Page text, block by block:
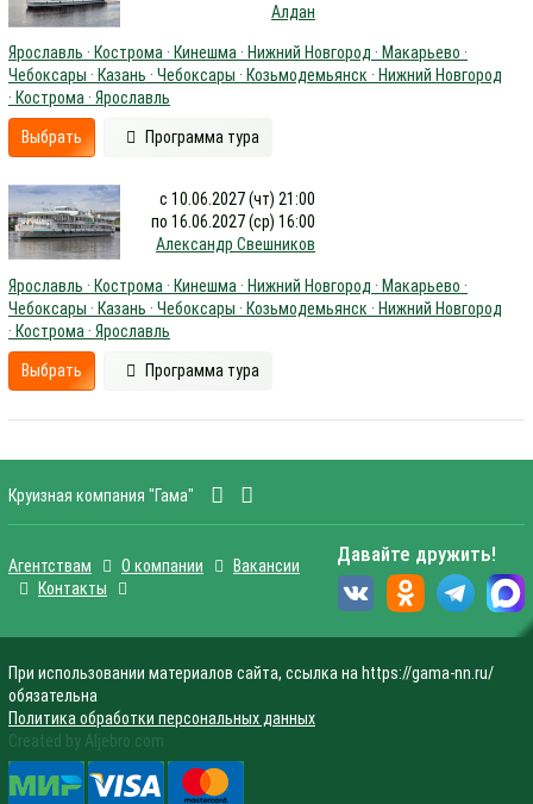
Алдан
Ярославль · Кострома · Кинешма · Нижний Новгород · Макарьево ·
Чебоксары · Казань · Чебоксары · Козьмодемьянск · Нижний Новгород
· Кострома · Ярославль
Выбрать Программа тура
с 10.06.2027 (чт) 21:00
по 16.06.2027 (ср) 16:00
Александр Свешников
Ярославль · Кострома · Кинешма · Нижний Новгород · Макарьево ·
Чебоксары · Казань · Чебоксары · Козьмодемьянск · Нижний Новгород
· Кострома · Ярославль
Выбрать Программа тура
Круизная компания "Гама"
Агентствам О компании
Вакансии
Контакты
Давайте дружить!
При использовании материалов сайта, ссылка на https://gama-nn.ru/
обязательна
Политика обработки персональных данных
Created by Aljebro.com